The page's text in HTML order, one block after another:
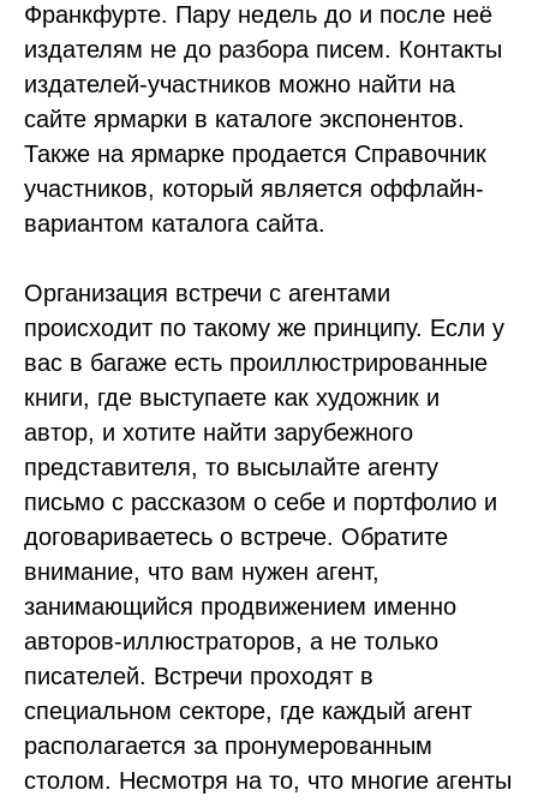
Франкфурте. Пару недель до и после неё
издателям не до разбора писем. Контакты
издателей-участников можно найти на
сайте ярмарки в каталоге экспонентов.
Также на ярмарке продается Справочник
участников, который является оффлайн-
вариантом каталога сайта.
Организация встречи с агентами
происходит по такому же принципу. Если у
вас в багаже есть проиллюстрированные
книги, где выступаете как художник и
автор, и хотите найти зарубежного
представителя, то высылайте агенту
письмо с рассказом о себе и портфолио и
договариваетесь о встрече. Обратите
внимание, что вам нужен агент,
занимающийся продвижением именно
авторов-иллюстраторов, а не только
писателей. Встречи проходят в
специальном секторе, где каждый агент
располагается за пронумерованным
столом. Несмотря на то, что многие агенты